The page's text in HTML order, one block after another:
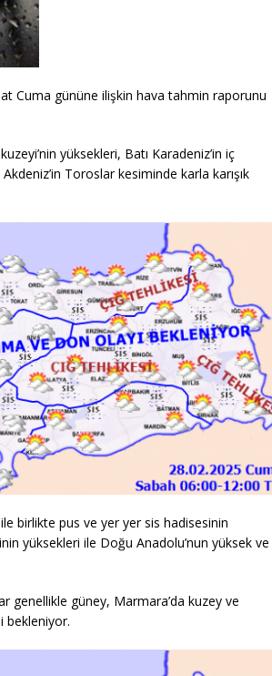
Cuma gününe ilişkin hava tahmin raporunu
yüksekleri, Batı Karadeniz’in iç
Toroslar kesiminde karla karışık
birlikte pus ve yer yer sis hadisesinin
yüksekleri ile Doğu Anadolu’nun yüksek ve
genellikle güney, Marmara’da kuzey ve
bekleniyor.